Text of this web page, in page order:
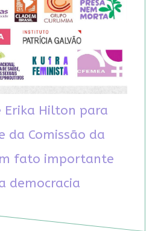
Erika Hilton para
da Comissão da
fato importante
democracia